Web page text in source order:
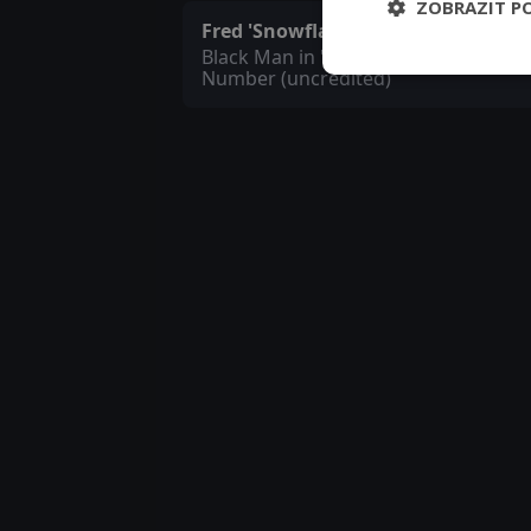
Fred 'Snowflake' Toones
Black Man in "Pettin' in the Park"
Number (uncredited)
ZOBRAZIT